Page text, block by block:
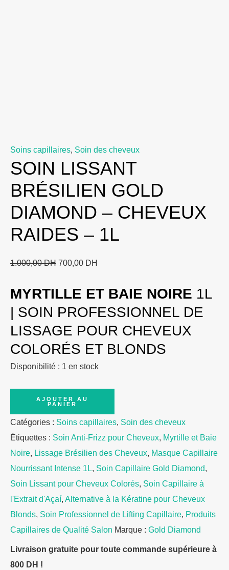
Soins capillaires, Soin des cheveux
SOIN LISSANT
BRÉSILIEN GOLD
DIAMOND – CHEVEUX
RAIDES – 1L
1.000,00DH Le
initial
était :
700,00 DH
actuel
est :
MYRTILLE ET BAIE NOIRE 1L
| SOIN PROFESSIONNEL DE
LISSAGE POUR CHEVEUX
COLORÉS ET BLONDS
Disponibilité : 1 en stock
quantité
Gold
Diamond
Brazilian
Hair
Straightening
Treatment
1L
AJOUTER AU
PANIER
Catégories : Soins capillaires, Soin des cheveux
Étiquettes : Soin Anti-Frizz pour Cheveux, Myrtille et Baie
Noire, Lissage Brésilien des Cheveux, Masque Capillaire
Nourrissant Intense 1L, Soin Capillaire Gold Diamond,
Soin Lissant pour Cheveux Colorés, Soin Capillaire à
l'Extrait d'Açaí, Alternative à la Kératine pour Cheveux
Blonds, Soin Professionnel de Lifting Capillaire, Produits
Capillaires de Qualité Salon Marque : Gold Diamond
Livraison gratuite pour toute commande supérieure à
800 DH !